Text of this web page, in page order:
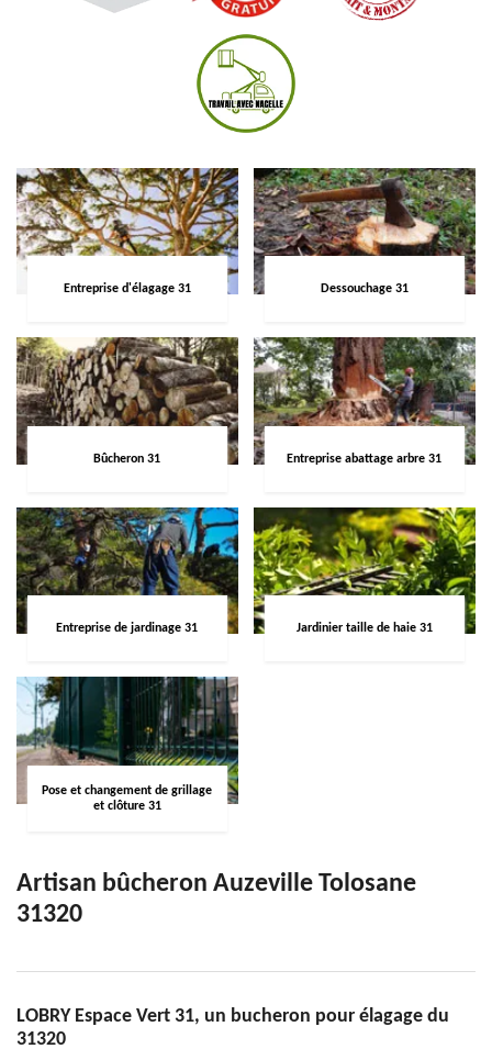
Entreprise d'élagage 31 Dessouchage 31
Bûcheron 31 Entreprise abattage arbre 31
Entreprise de jardinage 31 Jardinier taille de haie 31
Pose et changement de grillage
et clôture 31
Artisan bûcheron Auzeville Tolosane
31320
LOBRY Espace Vert 31, un bucheron pour élagage du
31320